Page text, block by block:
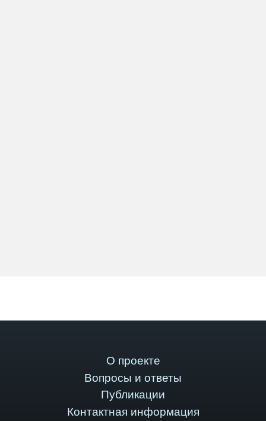
О проекте
Вопросы и ответы
Публикации
Контактная информация